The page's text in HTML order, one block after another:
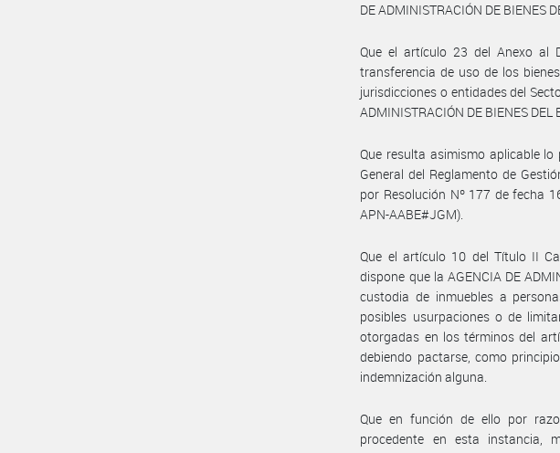
DE ADMINISTRACIÓN DE BIENES
Que el artículo 23 del Anexo al
transferencia de uso de los
jurisdicciones o entidades del
ADMINISTRACIÓN DE BIENES DEL
Que resulta asimismo aplicable
General del Reglamento de
por Resolución Nº 177 de fecha
APN-AABE#JGM).
Que el artículo 10 del Título II
dispone que la AGENCIA DE
custodia de inmuebles a
posibles usurpaciones o de
otorgadas en los términos del
debiendo pactarse, como
indemnización alguna.
Que en función de ello por
procedente en esta instancia,